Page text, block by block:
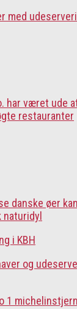
med
har været ude
restauranter
danske øer
naturidyl
og